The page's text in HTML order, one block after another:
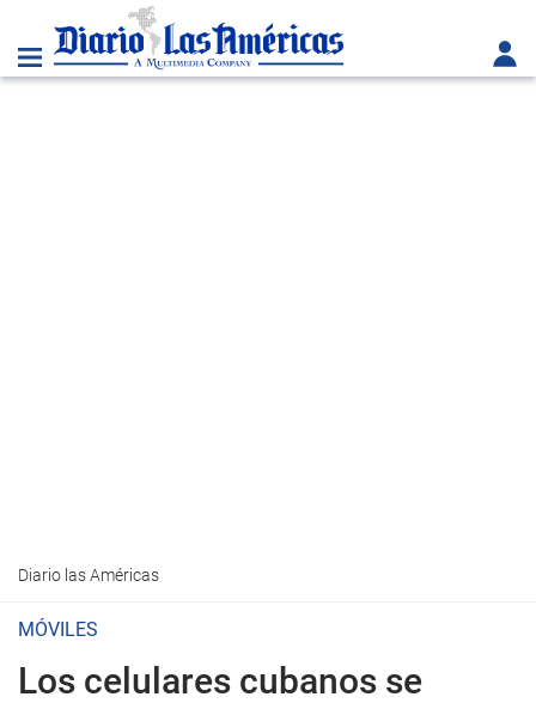
Diario las Américas
MÓVILES
Los celulares cubanos se